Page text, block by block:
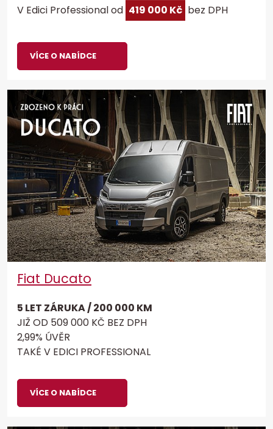
V Edici Professional od 419 000 Kč bez DPH
VÍCE O NABÍDCE
Fiat Ducato
5 LET ZÁRUKA / 200 000 KM
JIŽ OD 509 000 KČ BEZ DPH
2,99% ÚVĚR
TAKÉ V EDICI PROFESSIONAL
VÍCE O NABÍDCE